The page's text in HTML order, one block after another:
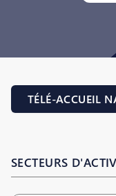
TÉLÉ-ACCUEIL
SECTEURS